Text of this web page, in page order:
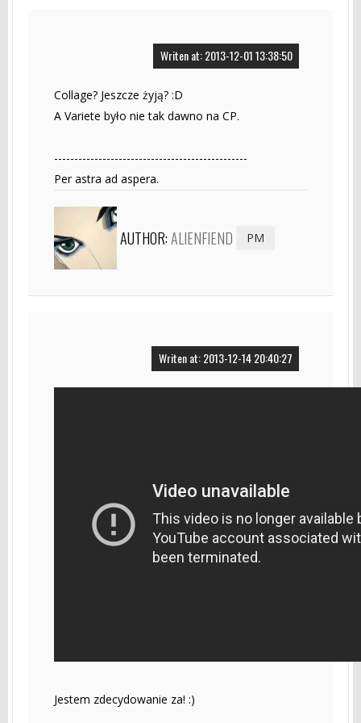
Writen at: 2013-12-01 13:38:50
Collage? Jeszcze żyją? :D
A Variete było nie tak dawno na CP.
------------------------------------------------
Per astra ad aspera.
AUTHOR:ALIENFIEND PM
Writen at: 2013-12-14 20:40:27
Jestem zdecydowanie za! :)